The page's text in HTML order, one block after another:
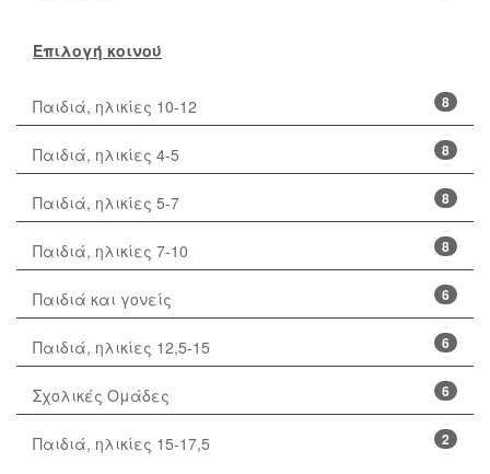
Επιλογή κοινού
8
Παιδιά, ηλικίες 10-12
8
Παιδιά, ηλικίες 4-5
8
Παιδιά, ηλικίες 5-7
8
Παιδιά, ηλικίες 7-10
6
Παιδιά και γονείς
6
Παιδιά, ηλικίες 12,5-15
6
Σχολικές Ομάδες
2
Παιδιά, ηλικίες 15-17,5